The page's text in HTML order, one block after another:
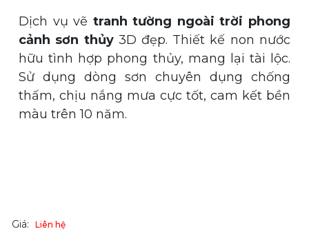
Dịch vụ vẽ tranh tường ngoài trời phong
cảnh sơn thủy3D đẹp. Thiết kế non nước
hữu tình hợp phong thủy, mang lại tài lộc.
Sử dụng dòng sơn chuyên dụng chống
thấm, chịu nắng mưa cực tốt, cam kết bền
màu trên 10 năm.
Giá: Liên hệ